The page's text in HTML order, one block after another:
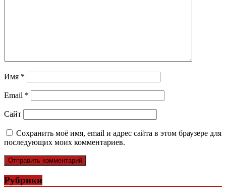
Имя *
Email *
Сайт
Сохранить моё имя, email и адрес сайта в этом браузере для
последующих моих комментариев.
Рубрики